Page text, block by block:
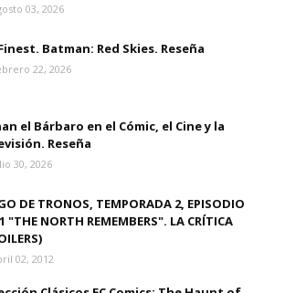
03, 2026
Batman: Red Skies. Reseña
22, 2026
el Bárbaro en el Cómic, el Cine y la
Reseña
30, 2026
DE TRONOS, TEMPORADA 2, EPISODIO
"THE NORTH REMEMBERS". LA CRÍTICA
02, 2012